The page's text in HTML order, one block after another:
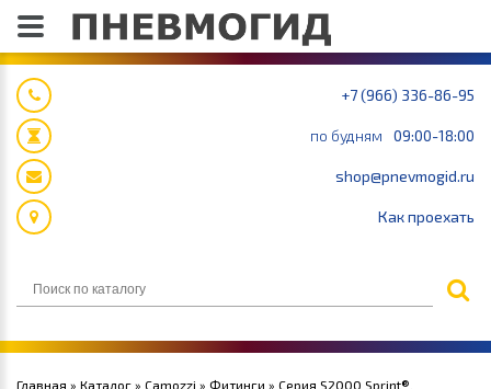
+7 (966) 336-86-95
по будням 09:00-18:00
shop@pnevmogid.ru
Как проехать
Главная » Каталог » Camozzi » Фитинги » Серия S2000 Sprint®.